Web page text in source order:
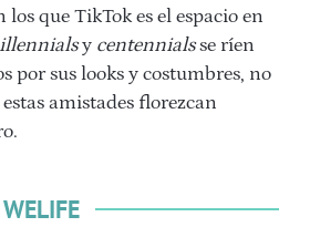
los que TikTok es el espacio en
y centennialsse ríen
por sus looks y costumbres, no
amistades florezcan